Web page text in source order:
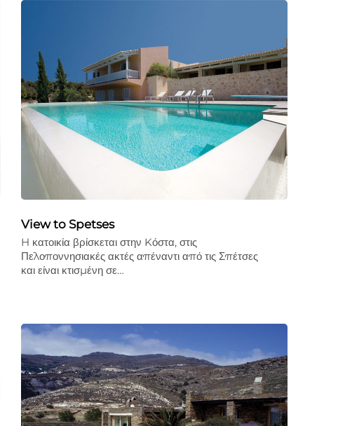
View to Spetses
H κατοικία βρίσκεται στην Kόστα, στις
Πελοποννησιακές ακτές απέναντι από τις Σπέτσες
και είναι κτισμένη σε…